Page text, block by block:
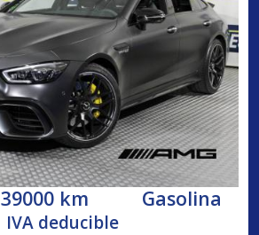
39000 km Gasolina
IVA deducible